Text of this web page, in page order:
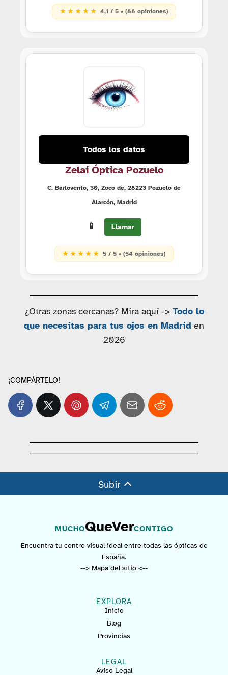
★ ★ ★ ★ ★ 4,1 / 5 • (88 opiniones)
Todos los datos
Zelai Óptica Pozuelo
C. Barlovento, 30, Zoco de, 28223 Pozuelo de
Alarcón, Madrid
📱 Llamar
★ ★ ★ ★ ★ 5 / 5 • (54 opiniones)
¿Otras zonas cercanas? Mira aquí -> Todo lo
que necesitas para tus ojos en Madrid en
2026
¡COMPÁRTELO!
Subir
MUCHOQueVerCONTIGO
Encuentra tu centro visual ideal entre todas las ópticas de
España.
--> Mapa del sitio <--
EXPLORA
Inicio
Blog
Provincias
LEGAL
Aviso Legal